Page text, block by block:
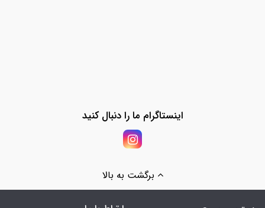
اینستاگرام ما را دنبال کنید
برگشت به بالا